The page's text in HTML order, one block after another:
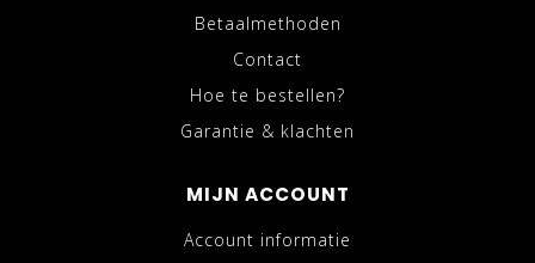
Betaalmethoden
Contact
Hoe te bestellen?
Garantie & klachten
MIJN ACCOUNT
Account informatie